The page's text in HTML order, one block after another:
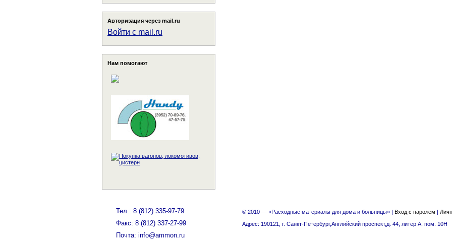
Авторизация через mail.ru
Войти с mail.ru
Нам помогают
Тел.: 8 (812) 335-97-79
Факс: 8 (812) 337-27-99
Почта: info@ammon.ru
© 2010 — «Расходные материалы для дома и больницы» | Вход с паролем |
Адрес: 190121, г. Санкт-Петербург,Английский проспект,д. 44, литер А, пом. 10Н